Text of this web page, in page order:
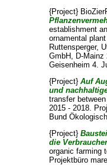
{Project}
establishment
ornamental
Ruttensperger,
GmbH, D-Mainz
Geisenheim 4.
{Project}Auf
und
transfer
2015 - 2018.
Bund
{Project}
die
organic farming
Projektbüro